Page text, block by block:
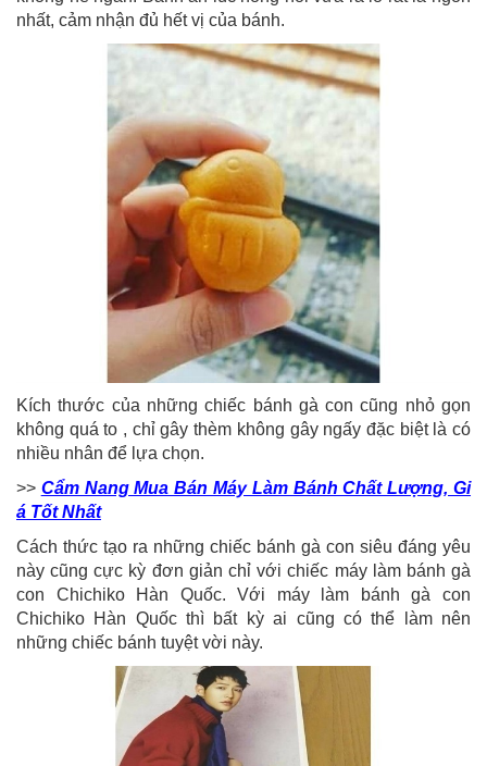
nhất, cảm nhận đủ hết vị của bánh.
Kích thước của những chiếc bánh gà con cũng nhỏ gọn
không quá to , chỉ gây thèm không gây ngấy đặc biệt là có
nhiều nhân để lựa chọn.
>> Cẩm Nang Mua Bán Máy Làm Bánh Chất Lượng, Gi
á Tốt Nhất
Cách thức tạo ra những chiếc bánh gà con siêu đáng yêu
này cũng cực kỳ đơn giản chỉ với chiếc máy làm bánh gà
con Chichiko Hàn Quốc. Với máy làm bánh gà con
Chichiko Hàn Quốc thì bất kỳ ai cũng có thể làm nên
những chiếc bánh tuyệt vời này.